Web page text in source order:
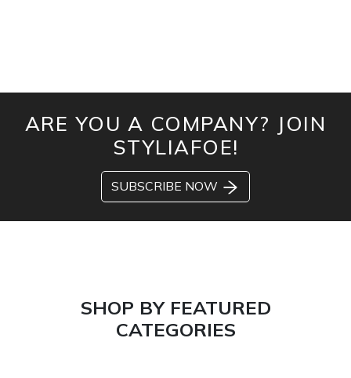
ARE YOU A COMPANY? JOIN
STYLIAFOE!
SUBSCRIBE NOW
SHOP BY FEATURED
CATEGORIES